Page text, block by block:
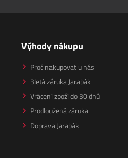
Výhody nákupu
Proč nakupovat u nás
3letá záruka Jarabák
Vrácení zboží do 30 dnů
Prodloužená záruka
Doprava Jarabák